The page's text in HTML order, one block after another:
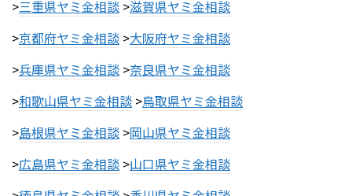
>三重県ヤミ金相談 >滋賀県ヤミ金相談
>京都府ヤミ金相談 >大阪府ヤミ金相談
>兵庫県ヤミ金相談 >奈良県ヤミ金相談
>和歌山県ヤミ金相談 >鳥取県ヤミ金相談
>島根県ヤミ金相談 >岡山県ヤミ金相談
>広島県ヤミ金相談 >山口県ヤミ金相談